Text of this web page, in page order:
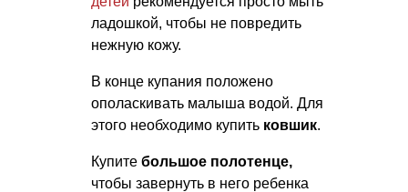
ладошкой, чтобы не повредить
нежную кожу.
В конце купания положено
ополаскивать малыша водой. Для
этого необходимо купить ковшик.
Купите большое полотенце,
чтобы завернуть в него ребенка